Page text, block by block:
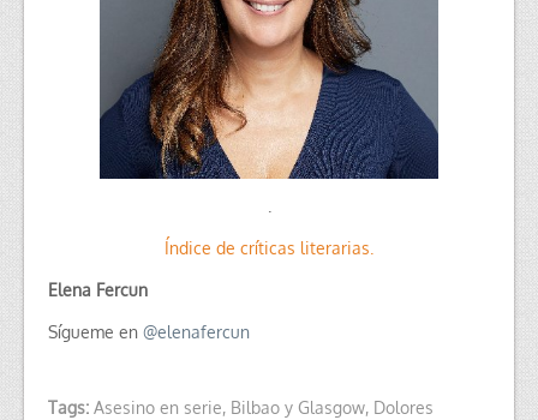
.
Índice de críticas literarias.
Elena Fercun
Sígueme en @elenafercun
Tags: Asesino en serie, Bilbao y Glasgow, Dolores